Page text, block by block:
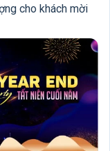
cho khách mời